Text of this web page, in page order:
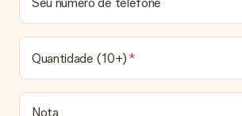
confirmação com as datas estimadas de
enviada por email. Assim que o seu
transportadora ficará encarregada de
Qual é o prazo de entrega e quando
presente?
Todos os prazos de entrega podem ser
Quantidade (10+)
Nota